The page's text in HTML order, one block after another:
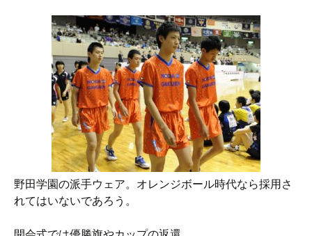
野田学園の派手ウェア。オレンジボール時代なら採用さ
れてはいないであろう。